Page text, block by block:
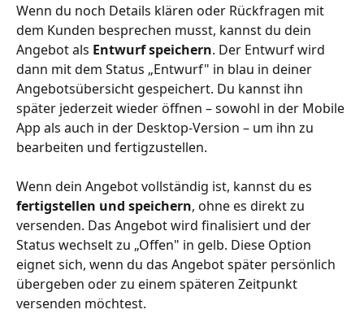
Wenn du noch Details klären oder Rückfragen mit
dem Kunden besprechen musst, kannst du dein
Angebot als Entwurf speichern. Der Entwurf wird
dann mit dem Status „Entwurf" in blau in deiner
Angebotsübersicht gespeichert. Du kannst ihn
später jederzeit wieder öffnen – sowohl in der Mobile
App als auch in der Desktop-Version – um ihn zu
bearbeiten und fertigzustellen.
Wenn dein Angebot vollständig ist, kannst du es
fertigstellen und speichern, ohne es direkt zu
versenden. Das Angebot wird finalisiert und der
Status wechselt zu „Offen" in gelb. Diese Option
eignet sich, wenn du das Angebot später persönlich
übergeben oder zu einem späteren Zeitpunkt
versenden möchtest.